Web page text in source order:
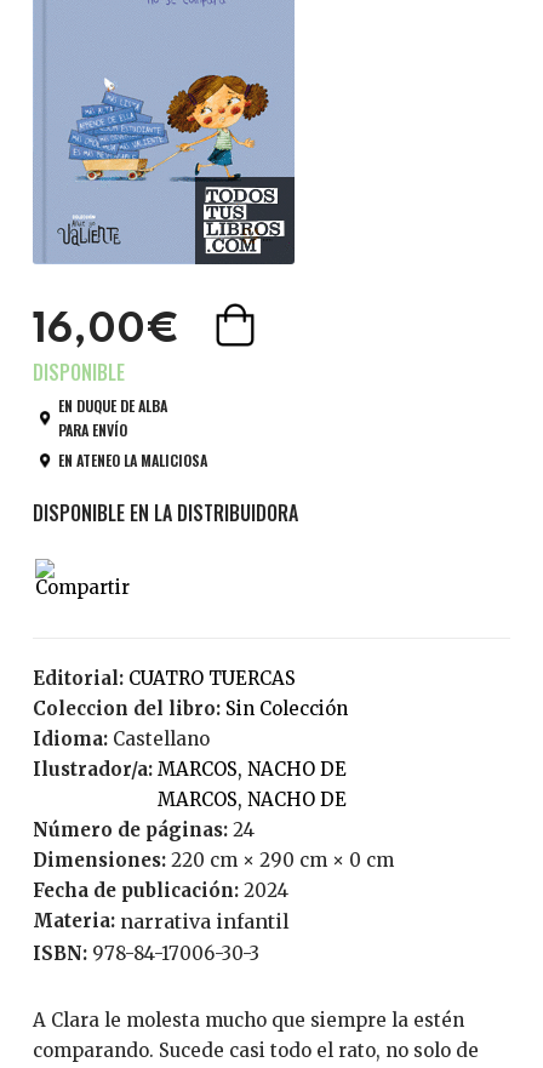
16,00€
EN DUQUE DE ALBA
PARA ENVÍO
EN ATENEO LA MALICIOSA
Editorial:
CUATRO TUERCAS
Coleccion del libro:
Sin Colección
Idioma:
Castellano
Ilustrador/a:
MARCOS, NACHO DE
MARCOS, NACHO DE
Número de páginas:
24
Dimensiones: 220 cm × 290 cm × 0 cm
Fecha de publicación:
2024
Materia: narrativa infantil
ISBN: 978-84-17006-30-3
A Clara le molesta mucho que siempre la estén
comparando. Sucede casi todo el rato, no solo de